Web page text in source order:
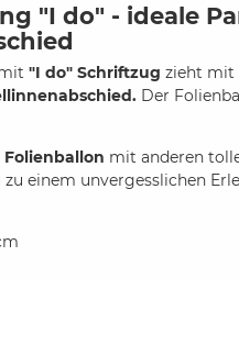
"I do" - ideale
"I do" Schriftzug zieht mit
Der
mit anderen
zu einem unvergesslichen